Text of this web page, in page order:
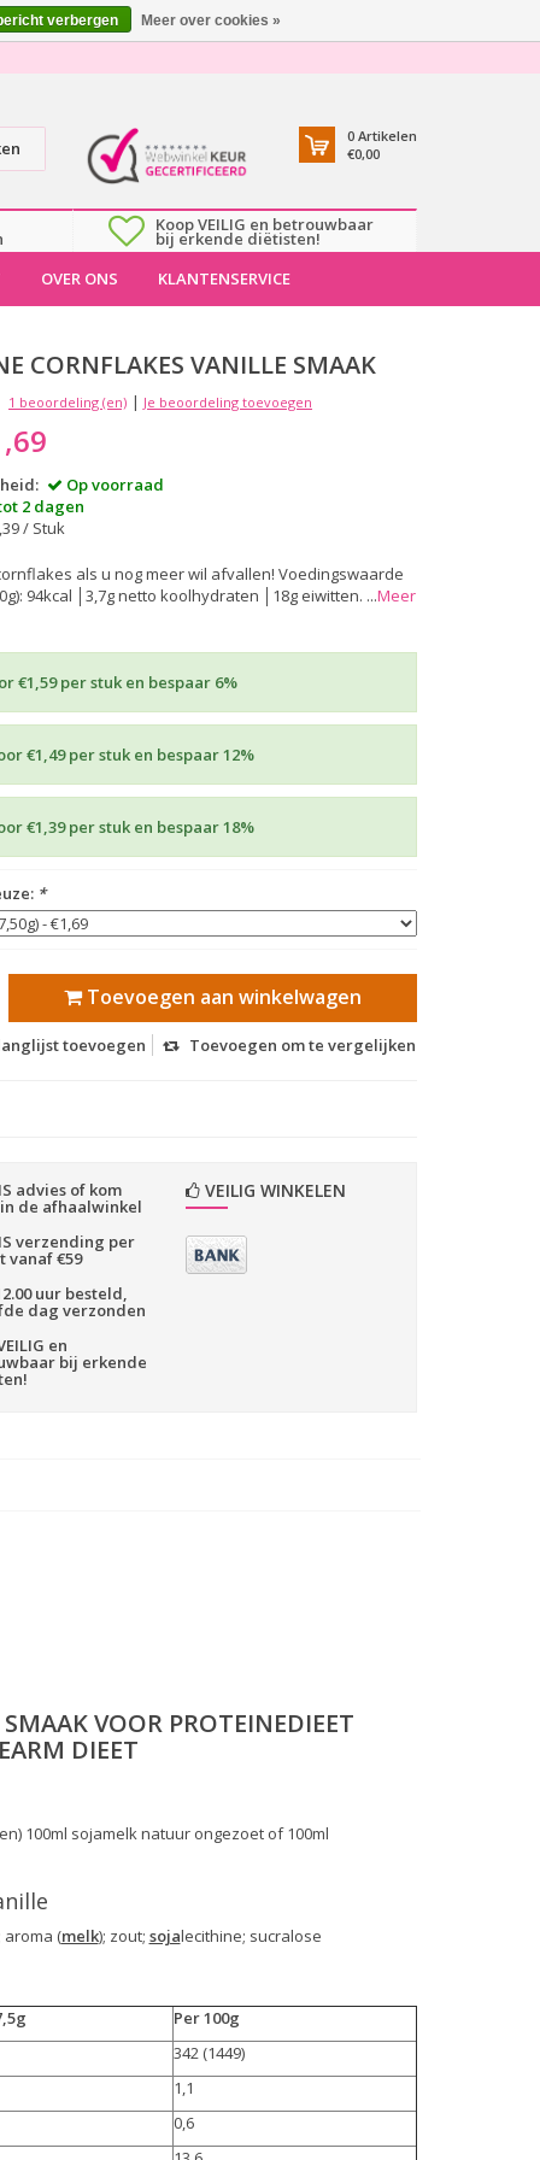
0 Artikelen
€0,00
Koop VEILIG en betrouwbaar
bij erkende diëtisten!
OVER ONS KLANTENSERVICE
CORNFLAKES VANILLE SMAAK
1 beoordeling (en) | Je beoordeling toevoegen
Op voorraad
2 dagen
/ Stuk
als u nog meer wil afvallen! Voedingswaarde
94kcal │3,7g netto koolhydraten │18g eiwitten. ...Meer
€1,59 per stuk en bespaar 6%
€1,49 per stuk en bespaar 12%
€1,39 per stuk en bespaar 18%
*
Toevoegen aan winkelwagen
toevoegen Toevoegen om te vergelijken
advies of kom
de afhaalwinkel
verzending per
vanaf €59
uur besteld,
dag verzonden
en
bij erkende
VEILIG WINKELEN
VOOR PROTEINEDIEET
DIEET
100ml sojamelk natuur ongezoet of 100ml
(melk); zout; sojalecithine; sucralose
Per 100g
342 (1449)
1,1
0,6
verbergen Meer over cookies »